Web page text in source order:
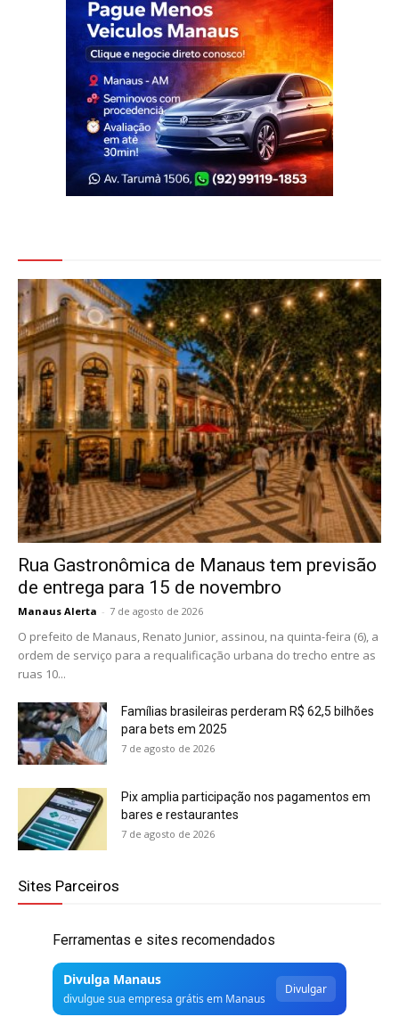
Rua Gastronômica de Manaus tem previsão
de entrega para 15 de novembro
Manaus Alerta - 7 de agosto de 2026
O prefeito de Manaus, Renato Junior, assinou, na quinta-feira (6), a
ordem de serviço para a requalificação urbana do trecho entre as
ruas 10...
Famílias brasileiras perderam R$ 62,5 bilhões
para bets em 2025
7 de agosto de 2026
Pix amplia participação nos pagamentos em
bares e restaurantes
7 de agosto de 2026
Sites Parceiros
Ferramentas e sites recomendados
Divulga Manaus
divulgue sua empresa grátis em Manaus
Divulgar